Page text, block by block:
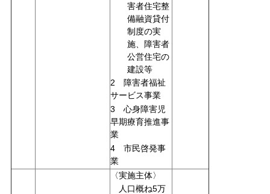
害者住宅整
備融資貸付
制度の実
施、障害者
公営住宅の
建設等
2 障害者福祉
サービス事業
3 心身障害児
早期療育推進事
業
4 市民啓発事
業
〈実施主体〉
人口概ね5万